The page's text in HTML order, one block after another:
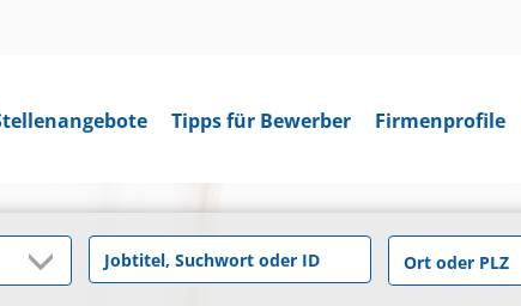
Tipps für Bewerber Firmenprofile